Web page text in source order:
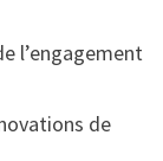
l’engagement
de